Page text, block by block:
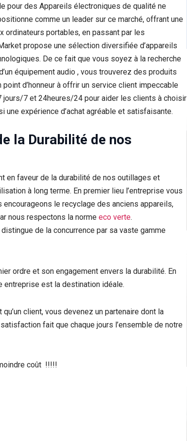
pour des Appareils électroniques de qualité ne
comme un leader sur ce marché, offrant une
ordinateurs portables, en passant par les
propose une sélection diversifiée d’appareils
De ce fait que vous soyez à la recherche
équipement audio , vous trouverez des produits
d’honneur à offrir un service client impeccable
7 et 24heures/24 pour aider les clients à choisir
une expérience d’achat agréable et satisfaisante.
la Durabilité de nos
en faveur de la durabilité de nos outillages et
à long terme. En premier lieu l’entreprise vous
le recyclage des anciens appareils,
nous respectons la norme eco verte.
de la concurrence par sa vaste gamme
ordre et son engagement envers la durabilité. En
est la destination idéale.
client, vous devenez un partenaire dont la
fait que chaque jours l’ensemble de notre
coût !!!!!